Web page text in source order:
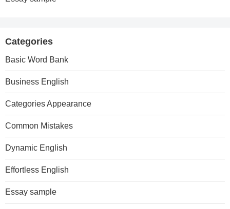
Categories
Basic Word Bank
Business English
Categories Appearance
Common Mistakes
Dynamic English
Effortless English
Essay sample